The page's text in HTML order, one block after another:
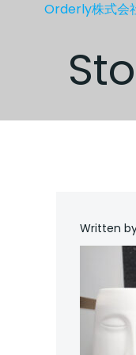
ス
Orderly株式会
Written